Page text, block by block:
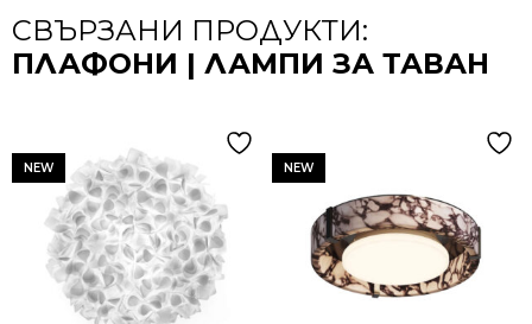
СВЪРЗАНИ ПРОДУКТИ:
ПЛАФОНИ | ЛАМПИ ЗА ТАВАН
NEW NEW